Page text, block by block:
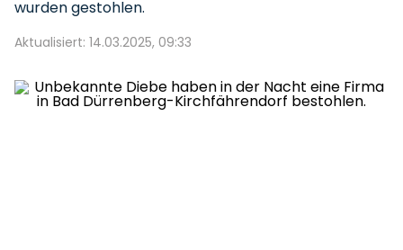
wurden gestohlen.
Aktualisiert: 14.03.2025, 09:33